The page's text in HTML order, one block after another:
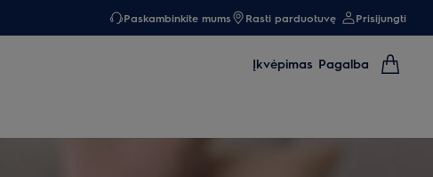
Paskambinkite mums Rasti parduotuvę Prisijungti
Įkvėpimas Pagalba